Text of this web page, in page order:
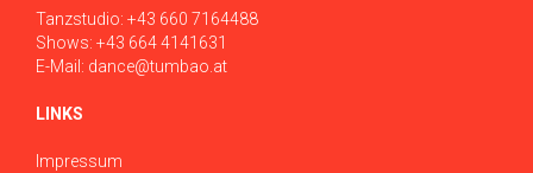
Tanzstudio: +43 660 7164488
Shows: +43 664 4141631
E-Mail: dance@tumbao.at
LINKS
Impressum